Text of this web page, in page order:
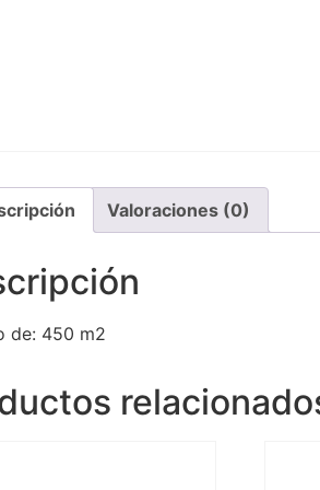
Valoraciones (0)
de: 450 m2